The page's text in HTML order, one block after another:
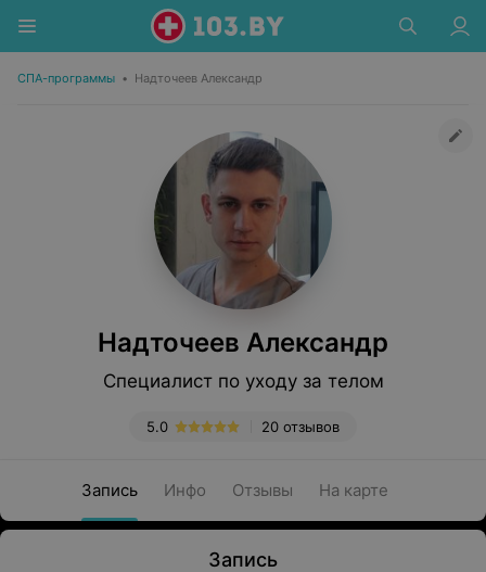
СПА-программы • Надточеев Александр
Надточеев Александр
Специалист по уходу за телом
20 отзывов
5.0
Запись Инфо Отзывы На карте
Запись